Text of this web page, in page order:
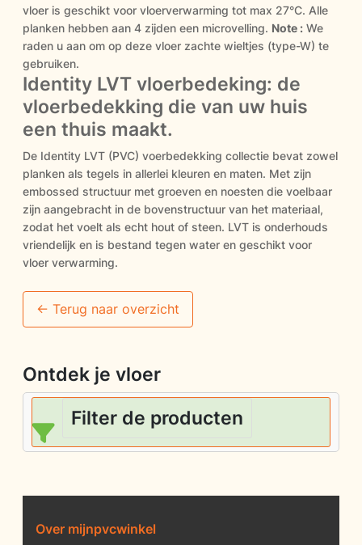
Ontdek je vloer
Filter de producten
vloer is geschikt voor vloerverwarming tot max 27°C. Alle
planken hebben aan 4 zijden een microvelling. Note : We
raden u aan om op deze vloer zachte wieltjes (type-W) te
gebruiken.
Identity LVT vloerbedeking: de
vloerbedekking die van uw huis
een thuis maakt.
De Identity LVT (PVC) voerbedekking collectie bevat zowel
planken als tegels in allerlei kleuren en maten. Met zijn
embossed structuur met groeven en noesten die voelbaar
zijn aangebracht in de bovenstructuur van het materiaal,
zodat het voelt als echt hout of steen. LVT is onderhouds
vriendelijk en is bestand tegen water en geschikt voor
vloer verwarming.
<- Terug naar overzicht
Over mijnpvcwinkel